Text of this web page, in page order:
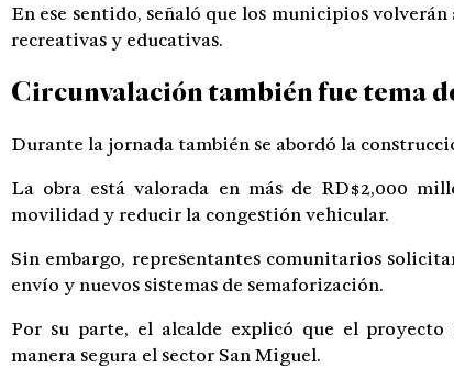
En ese sentido, señaló que los municipios
recreativas y educativas.
Circunvalación también fue tema
Durante la jornada también se abordó la
La obra está valorada en más de RD$2,000
movilidad y reducir la congestión vehicular.
Sin embargo, representantes comunitarios
envío y nuevos sistemas de semaforización.
Por su parte, el alcalde explicó que el
manera segura el sector San Miguel.